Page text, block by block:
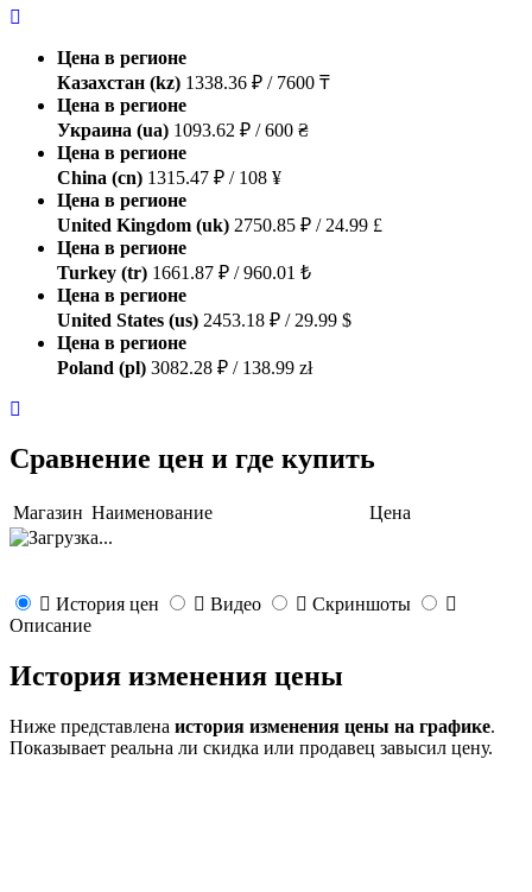
Цена в регионе
Казахстан (kz) 1338.36 ₽ / 7600 ₸
Цена в регионе
Украина (ua) 1093.62 ₽ / 600 ₴
Цена в регионе
China (cn) 1315.47 ₽ / 108 ¥
Цена в регионе
United Kingdom (uk) 2750.85 ₽ / 24.99 £
Цена в регионе
Turkey (tr) 1661.87 ₽ / 960.01 ₺
Цена в регионе
United States (us) 2453.18 ₽ / 29.99 $
Цена в регионе
Poland (pl) 3082.28 ₽ / 138.99 zł
Сравнение цен и где купить
Магазин Наименование Цена
История цен Видео
Скриншоты
Описание
История изменения цены
Ниже представлена история изменения цены на графике.
Показывает реальна ли скидка или продавец завысил цену.